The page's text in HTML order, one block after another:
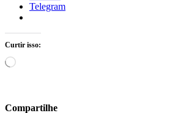
Telegram
Curtir isso:
Carregando...
Compartilhe